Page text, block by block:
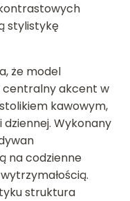
stylistykę
że model
centralny akcent w
kawowym,
Wykonany
na codzienne
struktura